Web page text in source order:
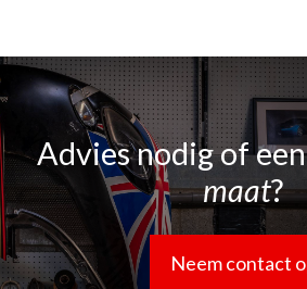
Advies nodig of
maat?
Neem contact